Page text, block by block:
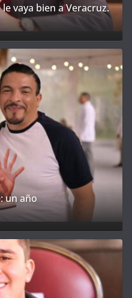
vaya bien a Veracruz.
un año